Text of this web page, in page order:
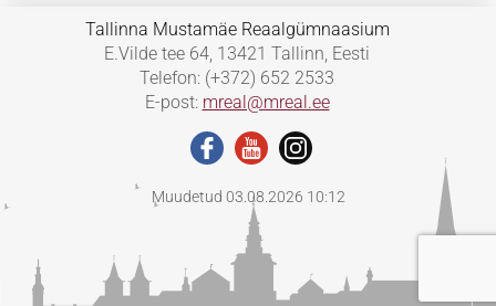
Tallinna Mustamäe Reaalgümnaasium
E.Vilde tee 64, 13421 Tallinn, Eesti
Telefon: (+372) 652 2533
E-post: mreal@mreal.ee
Muudetud 03.08.2026 10:12